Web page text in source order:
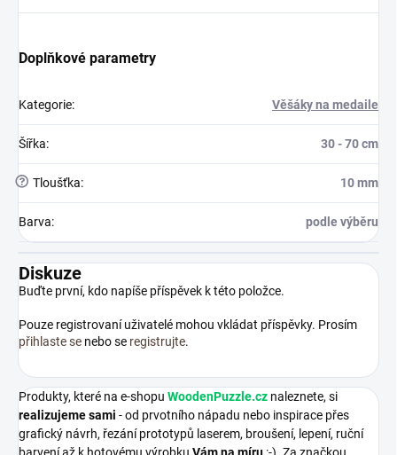
Doplňkové parametry
Kategorie: Věšáky na medaile
Šířka: 30 - 70 cm
? Tloušťka: 10 mm
Barva: podle výběru
Diskuze
Buďte první, kdo napíše příspěvek k této položce.
Pouze registrovaní uživatelé mohou vkládat příspěvky. Prosím
přihlaste se nebo se registrujte.
Produkty, které na e-shopu WoodenPuzzle.cz naleznete, si
realizujeme sami - od prvotního nápadu nebo inspirace přes
grafický návrh, řezání prototypů laserem, broušení, lepení, ruční